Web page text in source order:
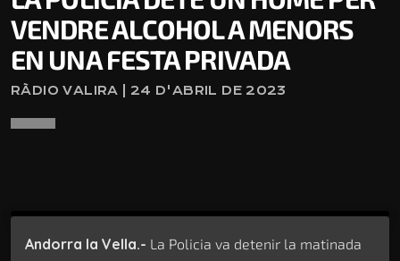
VENDRE ALCOHOL A MENORS
EN UNA FESTA PRIVADA
RÀDIO VALIRA | 24 D'ABRIL DE 2023
Andorra la Vella.- La Policia va detenir la matinada